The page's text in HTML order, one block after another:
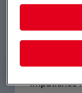
jeunes
impatience !